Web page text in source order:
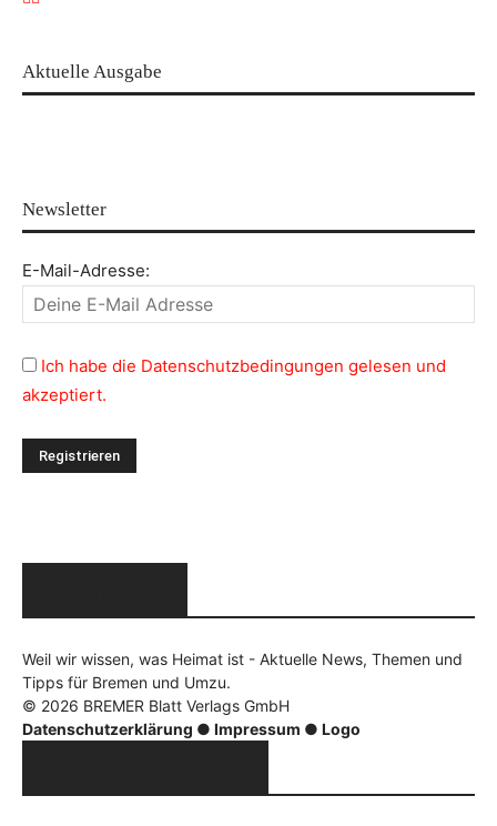
Aktuelle Ausgabe
Newsletter
E-Mail-Adresse:
Ich habe die Datenschutzbedingungen gelesen und
akzeptiert.
Weil wir wissen, was Heimat ist - Aktuelle News, Themen und
Tipps für Bremen und Umzu.
© 2026 BREMER Blatt Verlags GmbH
Datenschutzerklärung ● Impressum ● Logo